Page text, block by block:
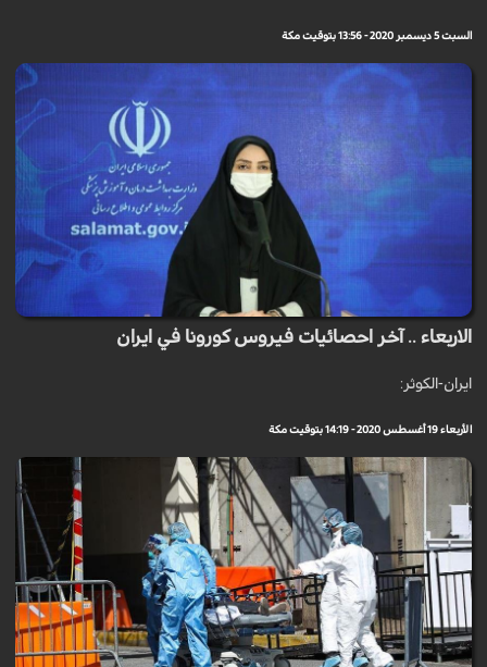
السبت 5 ديسمبر 2020 - 13:56 بتوقيت مكة
الاربعاء .. آخر احصائيات فيروس كورونا في ايران
ايران-الكوثر:
الأربعاء 19 أغسطس 2020 - 14:19 بتوقيت مكة